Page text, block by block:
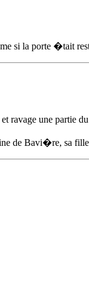
si la porte �tait
ravage une partie
de Bavi�re, sa